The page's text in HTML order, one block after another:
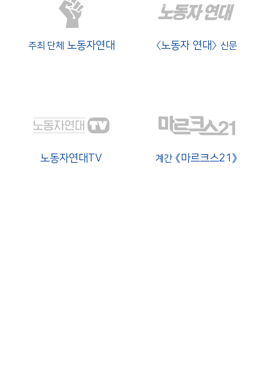
주최 단체 노동자연대 〈노동자 연대〉 신문
노동자연대TV 계간《마르크스21》